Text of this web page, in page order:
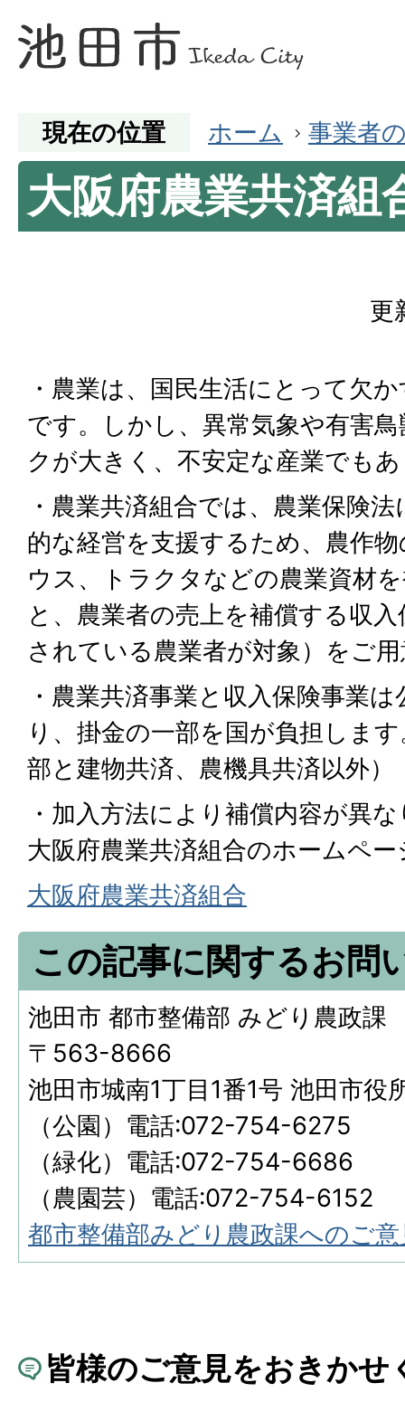
現在の位置 ホーム 事業者
大阪府農業共済組
更
・農業は、国民生活にとって欠
です。しかし、異常気象や有害
クが大きく、不安定な産業でも
・農業共済組合では、農業保険
的な経営を支援するため、農作
ウス、トラクタなどの農業資材
と、農業者の売上を補償する収
されている農業者が対象）をご
・農業共済事業と収入保険事業
り、掛金の一部を国が負担しま
部と建物共済、農機具共済以外）
・加入方法により補償内容が異
大阪府農業共済組合のホームペ
大阪府農業共済組合
この記事に関するお問
池田市 都市整備部 みどり農政課
〒563-8666
池田市城南1丁目1番1号 池田市役
（公園）電話:072-754-6275
（緑化）電話:072-754-6686
（農園芸）電話:072-754-6152
都市整備部みどり農政課へのご
皆様のご意見をおきかせ